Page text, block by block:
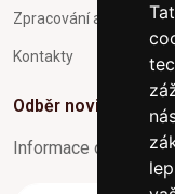
Zpracování a ochrana
Kontakty
Odběr novinek
Informace o